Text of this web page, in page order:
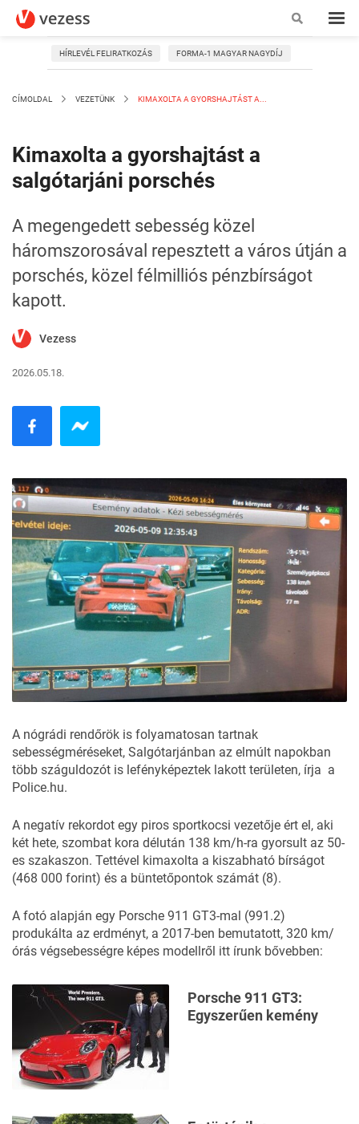
HÍRLEVÉL FELIRATKOZÁS FORMA-1 MAGYAR NAGYDÍJ
CÍMOLDAL VEZETÜNK KIMAXOLTA A GYORSHAJTÁST A...
Kimaxolta a gyorshajtást a
salgótarjáni porschés
A megengedett sebesség közel
háromszorosával repesztett a város útján a
porschés, közel félmilliós pénzbírságot
kapott.
Vezess
2026.05.18.
A nógrádi rendőrök is folyamatosan tartnak
sebességméréseket, Salgótarjánban az elmúlt napokban
több száguldozót is lefényképeztek lakott területen, írja a
Police.hu.
A negatív rekordot egy piros sportkocsi vezetője ért el, aki
két hete, szombat kora délután 138 km/h-ra gyorsult az 50-
es szakaszon. Tettével kimaxolta a kiszabható bírságot
(468 000 forint) és a büntetőpontok számát (8).
A fotó alapján egy Porsche 911 GT3-mal (991.2)
produkálta az erdményt, a 2017-ben bemutatott, 320 km/
órás végsebességre képes modellről itt írunk bővebben:
Porsche 911 GT3:
Egyszerűen kemény